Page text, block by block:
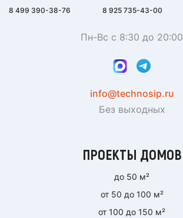
8 499 390-38-76 8 925 735-43-00
Пн-Вс с 8:30 до 20:00
info@technosip.ru
Без выходных
ПРОЕКТЫ ДОМОВ
до 50 м²
от 50 до 100 м²
от 100 до 150 м²